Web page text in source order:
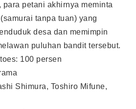
para petani akhirnya meminta
(samurai tanpa tuan) yang
desa dan memimpin
puluhan bandit tersebut.
100 persen
Shimura, Toshiro Mifune,